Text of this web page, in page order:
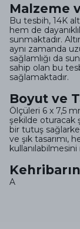
Malzeme
Bu tesbih, 14K
hem de
sunmaktadır.
aynı zamanda
sağlamlığı da
sahip olan bu
sağlamaktadır.
Boyut ve
Ölçüleri 6 x 7,5
şekilde oturacak
bir tutuş
ve şık tasarımı,
A